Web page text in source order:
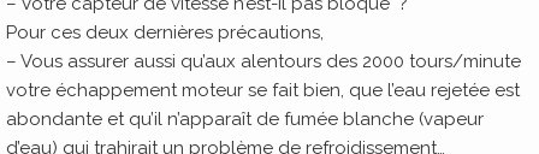
Pour ces deux dernières précautions,
– Vous assurer aussi qu’aux alentours des 2000 tours/minute
votre échappement moteur se fait bien, que l’eau rejetée est
abondante et qu’il n’apparaît de fumée blanche (vapeur
d’eau) qui trahirait un problème de refroidissement…